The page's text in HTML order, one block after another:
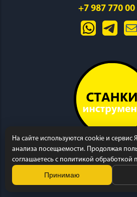
+7 987 770 00
На сайте используются cookie и сервис
анализа посещаемости. Продолжая
соглашаетесь с политикой обработкой
Принимаю